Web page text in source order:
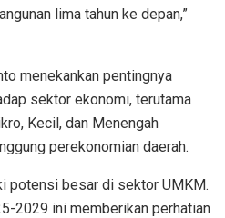
lima tahun ke depan,”
menekankan pentingnya
sektor ekonomi, terutama
Kecil, dan Menengah
perekonomian daerah.
potensi besar di sektor UMKM.
2029 ini memberikan perhatian